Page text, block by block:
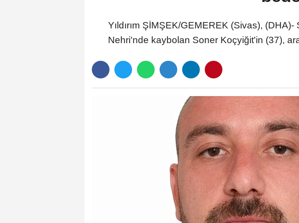
Yıldırım ŞİMŞEK/GEMEREK (Sivas),
Nehri'nde kaybolan Soner Koçyiğit'in (37),